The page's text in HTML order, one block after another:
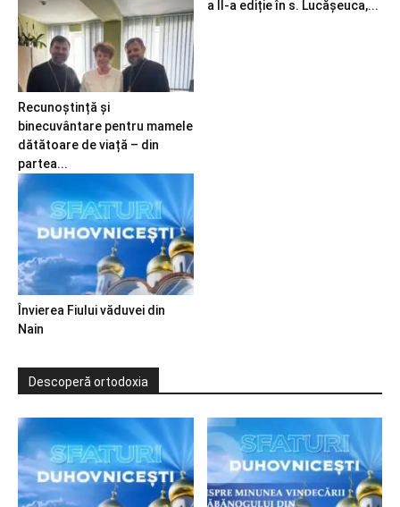
Recunoștință și
binecuvântare pentru mamele
dătătoare de viață – din
partea...
a II-a ediție în s. Lucășeuca,...
Învierea Fiului văduvei din
Nain
Descoperă ortodoxia